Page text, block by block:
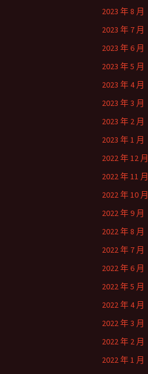
2023 年 8 月
2023 年 7 月
2023 年 6 月
2023 年 5 月
2023 年 4 月
2023 年 3 月
2023 年 2 月
2023 年 1 月
2022 年 12 月
2022 年 11 月
2022 年 10 月
2022 年 9 月
2022 年 8 月
2022 年 7 月
2022 年 6 月
2022 年 5 月
2022 年 4 月
2022 年 3 月
2022 年 2 月
2022 年 1 月